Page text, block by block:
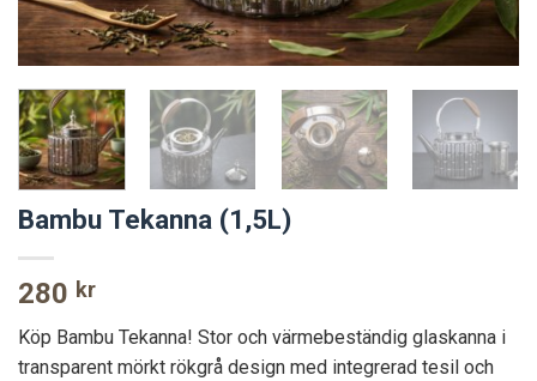
Bambu Tekanna (1,5L)
280 kr
Köp Bambu Tekanna! Stor och värmebeständig glaskanna i
transparent mörkt rökgrå design med integrerad tesil och